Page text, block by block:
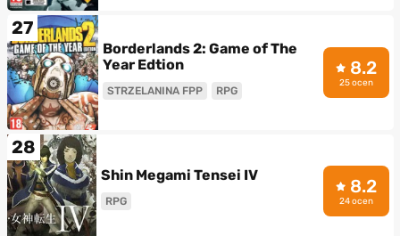
27
Borderlands 2: Game of The
Year Edtion
STRZELANINA FPP RPG
8.2
25 ocen
28
Shin Megami Tensei IV
RPG
8.2
24 ocen